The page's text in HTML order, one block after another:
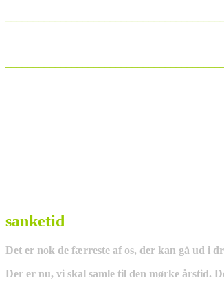
sanketid
Det er nok de færreste af os, der kan gå ud i
Der er nu, vi skal samle til den mørke årstid.